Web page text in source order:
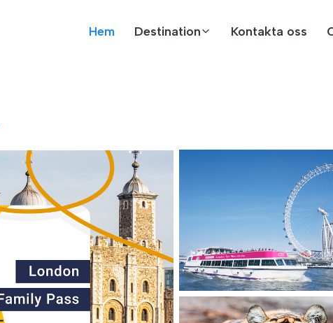
Hem Destination Kontakta oss